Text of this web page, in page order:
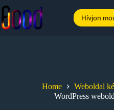
Skip
content
Hívjon
Home
Weboldal
WordPress